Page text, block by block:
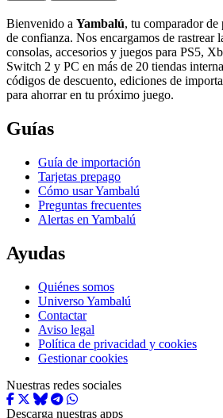
Bienvenido a Yambalú, tu comparador
de confianza. Nos encargamos de rastrear
consolas, accesorios y juegos para PS5,
Switch 2 y PC en más de 20 tiendas
códigos de descuento, ediciones de
para ahorrar en tu próximo juego.
Guías
Guía de importación
Tarjetas prepago
Cómo usar Yambalú
Preguntas frecuentes
Alertas en Yambalú
Ayudas
Quiénes somos
Universo Yambalú
Contactar
Aviso legal
Política de privacidad y cookies
Gestionar cookies
Nuestras redes sociales
Descarga nuestras apps